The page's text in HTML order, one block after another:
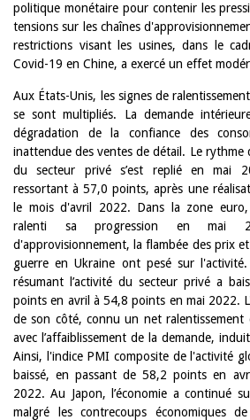
politique monétaire pour contenir les
tensions sur les chaînes
restrictions visant les usines, dans le
Covid-19 en Chine, a exercé un effet
Aux États-Unis, les signes de
se sont multipliés. La demande
dégradation de la confiance des
inattendue des ventes de détail. Le rythme
du secteur privé s’est replié en mai
ressortant à 57,0 points, après une
le mois d'avril 2022. Dans la zone
ralenti sa progression en mai
d'approvisionnement, la flambée des prix
guerre en Ukraine ont pesé sur l'activité.
résumant l’activité du secteur privé a
points en avril à 54,8 points en mai 2022.
de son côté, connu un net ralentissement
avec l’affaiblissement de la demande,
Ainsi, l'indice PMI composite de l'activité
baissé, en passant de 58,2 points en
2022. Au Japon, l’économie a continué
malgré les contrecoups économiques